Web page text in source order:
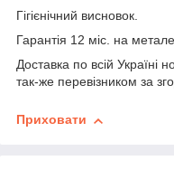
Гігієнічний висновок.
Гарантія 12 міс. на
Доставка по всій
так-же перевізником за
Приховати